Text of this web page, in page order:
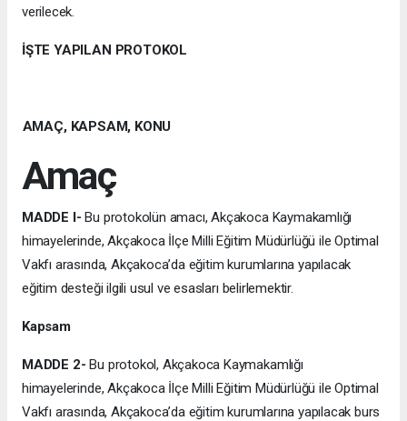
verilecek.
İŞTE YAPILAN PROTOKOL
AMAÇ, KAPSAM, KONU
Amaç
MADDE l-Bu protokolün amacı, Akçakoca Kaymakamlığı
himayelerinde, Akçakoca İlçe Milli Eğitim Müdürlüğü ile Optimal
Vakfı arasında, Akçakoca’da eğitim kurumlarına yapılacak
eğitim desteği ilgili usul ve esasları belirlemektir.
Kapsam
MADDE 2-Bu protokol, Akçakoca Kaymakamlığı
himayelerinde, Akçakoca İlçe Milli Eğitim Müdürlüğü ile Optimal
Vakfı arasında, Akçakoca’da eğitim kurumlarına yapılacak burs